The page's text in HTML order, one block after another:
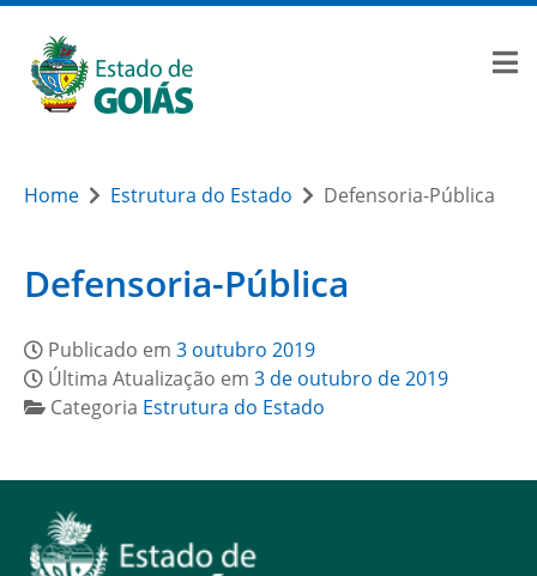
Home Estrutura do Estado Defensoria-Pública
Defensoria-Pública
Publicado em 3 outubro 2019
Última Atualização em 3 de outubro de 2019
Categoria Estrutura do Estado